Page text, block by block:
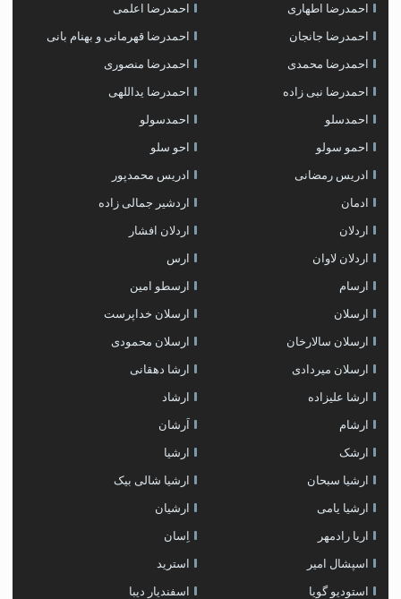
احمدرضا اطهاری احمدرضا اعلمی
احمدرضا جانجان احمدرضا قهرمانی و بهنام بانی
احمدرضا محمدی احمدرضا منصوری
احمدرضا نبی زاده احمدرضا یداللهی
احمدسلو احمدسولو
احمو سولو احو سلو
ادریس رمضانی ادریس محمدپور
ادمان اردشیر جمالی زاده
اردلان اردلان افشار
اردلان لاوان ارس
ارسام ارسطو امین
ارسلان ارسلان خداپرست
ارسلان سالارخان ارسلان محمودی
ارسلان میردادی ارشا دهقانی
ارشا علیزاده ارشاد
ارشام اَرشان
ارشک ارشیا
ارشیا سبحان ارشیا شالی بیک
ارشیا یامی ارشیان
اریا رادمهر اِسان
اسپشال امیر استرید
استودیو گویا اسفندیار دیبا